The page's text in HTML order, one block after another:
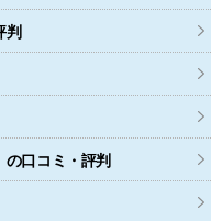
判
の口コミ・評判